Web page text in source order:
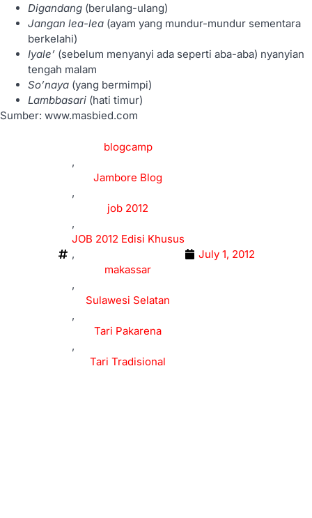
Digandang (berulang-ulang)
Jangan lea-lea (ayam yang mundur-mundur sementara
berkelahi)
Iyale’ (sebelum menyanyi ada seperti aba-aba) nyanyian
tengah malam
So’naya (yang bermimpi)
Lambbasari (hati timur)
Sumber: www.masbied.com
blogcamp
,
Jambore Blog
,
job 2012
,
JOB 2012 Edisi Khusus
,
makassar
,
Sulawesi Selatan
,
Tari Pakarena
,
Tari Tradisional
July 1, 2012